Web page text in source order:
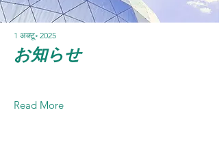
1 अक्टू॰ 2025
お知らせ
Read More